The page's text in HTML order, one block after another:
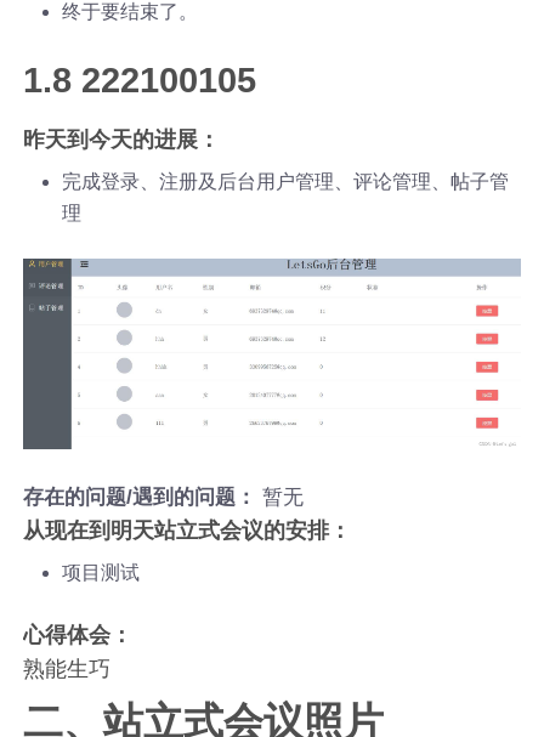
终于要结束了。
1.8 222100105
昨天到今天的进展：
完成登录、注册及后台用户管理、评论管理、帖子管
理
存在的问题/遇到的问题： 暂无
从现在到明天站立式会议的安排：
项目测试
心得体会：
熟能生巧
二、站立式会议照片